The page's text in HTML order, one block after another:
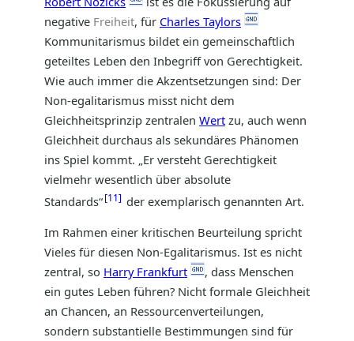
negative Freiheit, für Charles Taylors
Kommunitarismus bildet ein gemeinschaftlich
geteiltes Leben den Inbegriff von Gerechtigkeit.
Wie auch immer die Akzentsetzungen sind: Der
Non-egalitarismus misst nicht dem
Gleichheitsprinzip zentralen Wert zu, auch wenn
Gleichheit durchaus als sekundäres Phänomen
ins Spiel kommt. „Er versteht Gerechtigkeit
vielmehr wesentlich über absolute
Standards“ 11
der exemplarisch genannten Art.
Im Rahmen einer kritischen Beurteilung spricht
Vieles für diesen Non-Egalitarismus. Ist es nicht
zentral, so Harry Frankfurt
, dass Menschen
ein gutes Leben führen? Nicht formale Gleichheit
an Chancen, an Ressourcenverteilungen,
sondern substantielle Bestimmungen sind für